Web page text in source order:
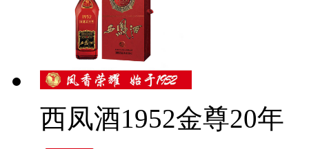
西凤酒1952金尊20年